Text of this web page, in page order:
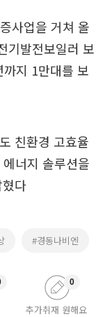
사업을 거쳐 올
기발전보일러 보
지 1만대를 보
친환경 고효율
너지 솔루션을
다
#경동나비엔
추가취재 원해요
0